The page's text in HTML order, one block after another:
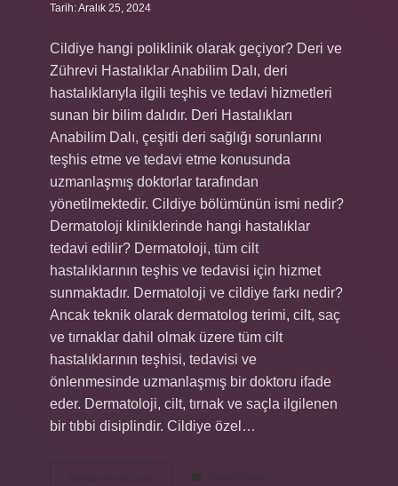
Tarih: Aralık 25, 2024
Cildiye hangi poliklinik olarak geçiyor? Deri ve
Zührevi Hastalıklar Anabilim Dalı, deri
hastalıklarıyla ilgili teşhis ve tedavi hizmetleri
sunan bir bilim dalıdır. Deri Hastalıkları
Anabilim Dalı, çeşitli deri sağlığı sorunlarını
teşhis etme ve tedavi etme konusunda
uzmanlaşmış doktorlar tarafından
yönetilmektedir. Cildiye bölümünün ismi nedir?
Dermatoloji kliniklerinde hangi hastalıklar
tedavi edilir? Dermatoloji, tüm cilt
hastalıklarının teşhis ve tedavisi için hizmet
sunmaktadır. Dermatoloji ve cildiye farkı nedir?
Ancak teknik olarak dermatolog terimi, cilt, saç
ve tırnaklar dahil olmak üzere tüm cilt
hastalıklarının teşhisi, tedavisi ve
önlenmesinde uzmanlaşmış bir doktoru ifade
eder. Dermatoloji, cilt, tırnak ve saçla ilgilenen
bir tıbbi disiplindir. Cildiye özel…
Devamını okuyun Yorum Bırak